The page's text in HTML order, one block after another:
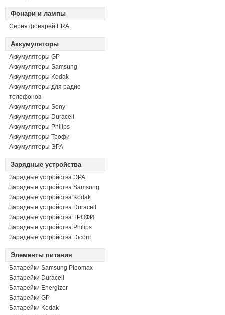
Фонари и лампы
Серия фонарей ERA
Аккумуляторы
Аккумуляторы GP
Аккумуляторы Samsung
Аккумуляторы Kodak
Аккумуляторы для радио
телефонов
Аккумуляторы Sony
Аккумуляторы Duracell
Аккумуляторы Philips
Аккумуляторы Трофи
Аккумуляторы ЭРА
Зарядные устройства
Зарядные устройства ЭРА
Зарядные устройства Samsung
Зарядные устройства Kodak
Зарядные устройства Duracell
Зарядные устройства ТРОФИ
Зарядные устройства Philips
Зарядные устройства Dicom
Элементы питания
Батарейки Samsung Pleomax
Батарейки Duracell
Батарейки Energizer
Батарейки GP
Батарейки Kodak